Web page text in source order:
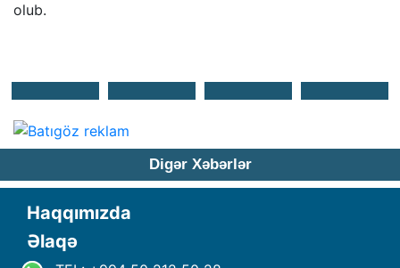
olub.
Digər Xəbərlər
Haqqımızda
Əlaqə